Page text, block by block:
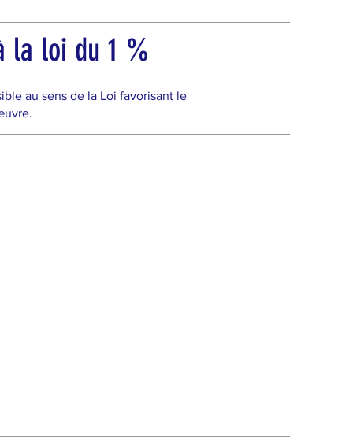
la loi du 1 %
au sens de la Loi favorisant le